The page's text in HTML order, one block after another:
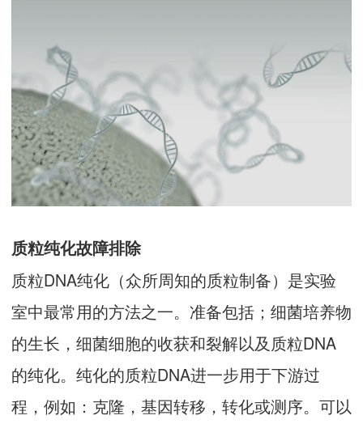
质粒纯化故障排除
质粒DNA纯化（众所周知的质粒制备）是实验
室中最常用的方法之一。准备包括；细菌培养物
的生长，细菌细胞的收获和裂解以及质粒DNA
的纯化。纯化的质粒DNA进一步用于下游过
程，例如：克隆，基因转移，转化或测序。可以